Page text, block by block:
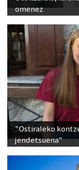
"Ostiraleko
jendetsuena"